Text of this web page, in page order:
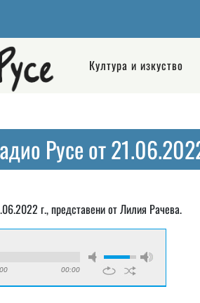
Култура и изкуство
Русе от
г., представени от Лилия Рачева.
00:00